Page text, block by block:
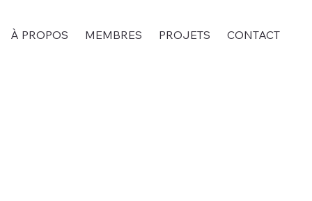
À PROPOS MEMBRES PROJETS CONTACT